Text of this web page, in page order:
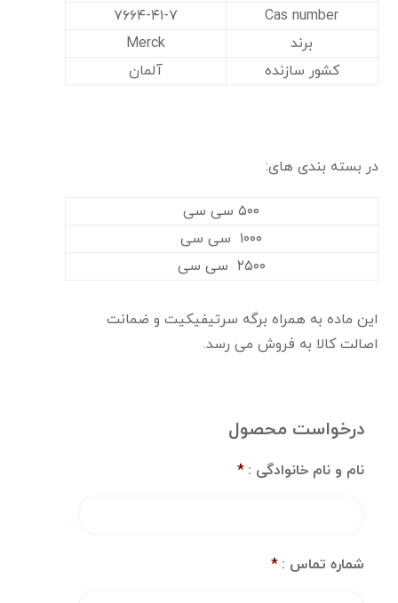
Cas number
۷۶۶۴-۴۱-۷
برند
Merck
کشور سازنده
آلمان
در بسته بندی های:
۵۰۰ سی سی
۱۰۰۰ سی سی
۲۵۰۰ سی سی
این ماده به همراه برگه سرتیفیکیت و ضمانت
اصالت کالا به فروش می رسد.
درخواست محصول
نام و نام خانوادگی : *
شماره تماس : *